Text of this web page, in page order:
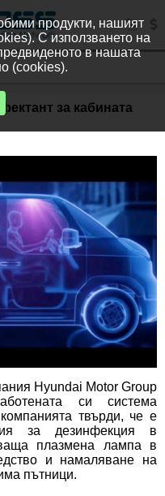
за кабината
Hyundai Motor Group
си система
твърди, че е
за дезинфекция в
плазмена лампа в
и намаляване на
пътници.
продукти, нашият
С използването на
в нашата
(cookies).